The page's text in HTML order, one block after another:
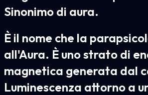
Sinonimo di aura.
È il nome che la
all'Aura. È uno strato di
magnetica generata dal
Luminescenza attorno a